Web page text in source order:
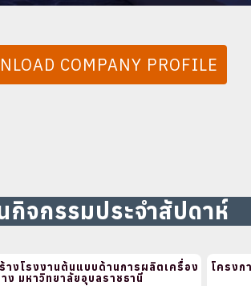
COMPANY PROFILE
กิจกรรมประจำสัปดาห์
างโรงงานต้นแบบด้านการผลิตเครื่อง
ง มหาวิทยาลัยอุบลราชธานี
โครงก